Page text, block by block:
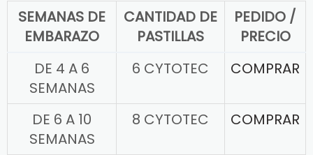
SEMANAS DE
EMBARAZO
CANTIDAD DE
PASTILLAS
PEDIDO /
PRECIO
DE 4 A 6
SEMANAS
6 CYTOTEC COMPRAR
DE 6 A 10
SEMANAS
8 CYTOTEC COMPRAR